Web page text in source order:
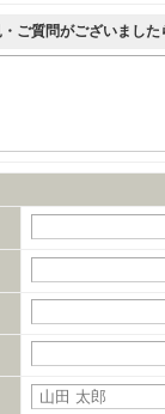
ご質問がございまし